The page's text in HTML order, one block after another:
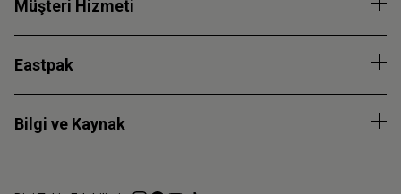
Müşteri Hizmeti
Eastpak
Bilgi ve Kaynak